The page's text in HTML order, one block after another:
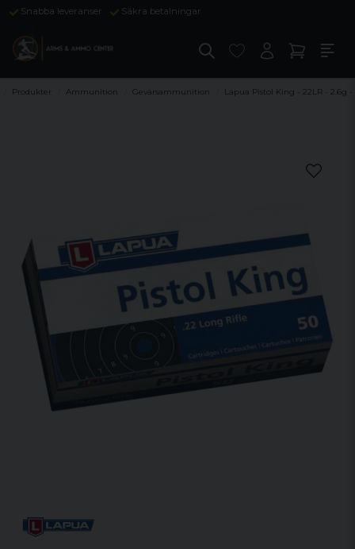
Snabba leveranser Säkra betalningar
Produkter Ammunition Gevärsammunition Lapua Pistol King - 22LR - 2.6g -